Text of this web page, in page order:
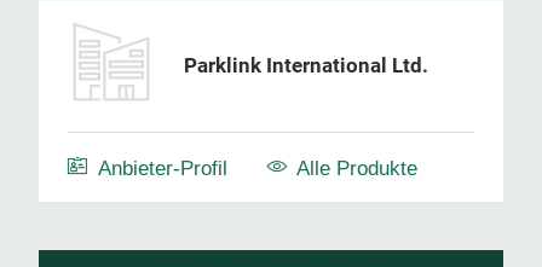
Parklink International Ltd.
Anbieter-Profil Alle Produkte